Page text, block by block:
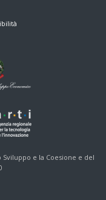
e la Coesione e del